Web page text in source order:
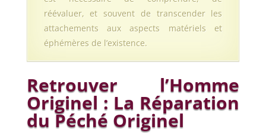
réévaluer, et souvent de transcender les
attachements aux aspects matériels et
éphémères de l’existence.
Retrouver l’Homme
Originel : La Réparation
du Péché Originel